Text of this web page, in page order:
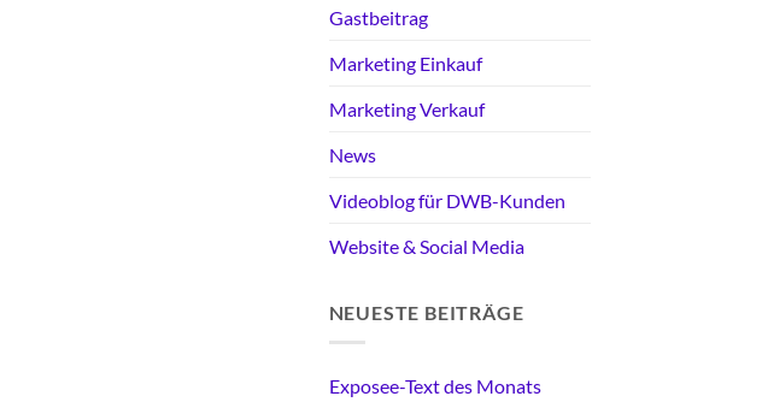
Gastbeitrag
Marketing Einkauf
Marketing Verkauf
News
Videoblog für DWB-Kunden
Website & Social Media
NEUESTE BEITRÄGE
Exposee-Text des Monats